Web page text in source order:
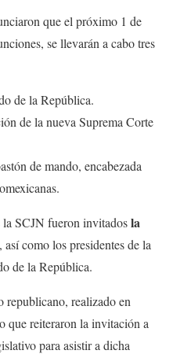
que el próximo 1 de
se llevarán a cabo tres
de la República.
de la nueva Suprema Corte
de mando, encabezada
la SCJN fueron invitadosla
, así como los presidentes de la
de la República.
republicano, realizado en
que reiteraron la invitación a
para asistir a dicha